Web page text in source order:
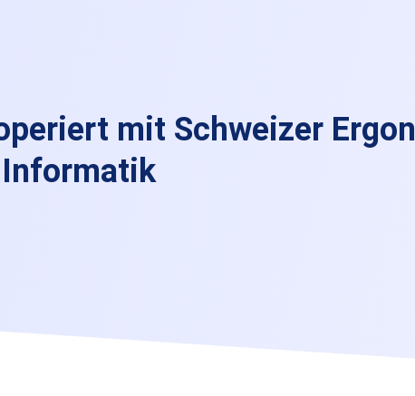
mit Schweizer Ergon
Informatik